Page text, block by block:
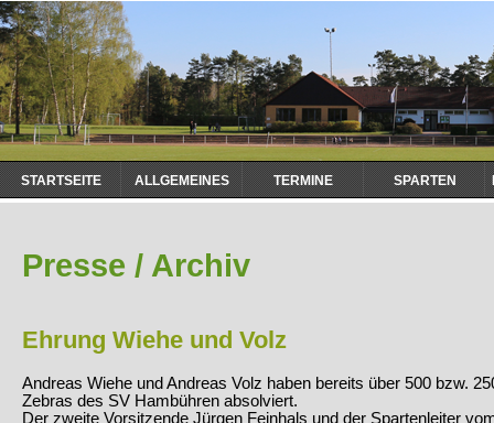
Navigation
überspringen
STARTSEITE ALLGEMEINES TERMINE SPARTEN
Presse / Archiv
Ehrung Wiehe und Volz
Andreas Wiehe und Andreas Volz haben bereits über 500 bzw.
Zebras des SV Hambühren absolviert.
Der zweite Vorsitzende Jürgen Feinhals und der Spartenleiter